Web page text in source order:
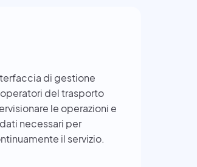
di gestione
del trasporto
le operazioni e
necessari per
il servizio.